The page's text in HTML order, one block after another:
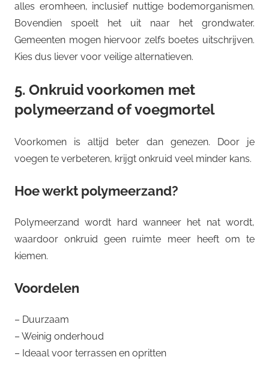
alles eromheen, inclusief nuttige bodemorganismen.
Bovendien spoelt het uit naar het grondwater.
Gemeenten mogen hiervoor zelfs boetes uitschrijven.
Kies dus liever voor veilige alternatieven.
5. Onkruid voorkomen met
polymeerzand of voegmortel
Voorkomen is altijd beter dan genezen. Door je
voegen te verbeteren, krijgt onkruid veel minder kans.
Hoe werkt polymeerzand?
Polymeerzand wordt hard wanneer het nat wordt,
waardoor onkruid geen ruimte meer heeft om te
kiemen.
Voordelen
– Duurzaam
– Weinig onderhoud
– Ideaal voor terrassen en opritten